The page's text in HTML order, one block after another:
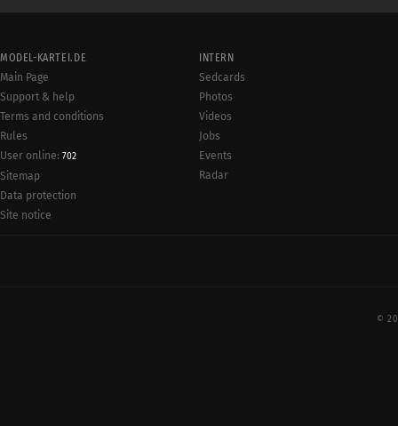
MODEL-KARTEI.DE
Main Page
Support & help
Terms and conditions
Rules
User online: 702
Sitemap
Data protection
Site notice
INTERN
Sedcards
Photos
Videos
Jobs
Events
Radar
©